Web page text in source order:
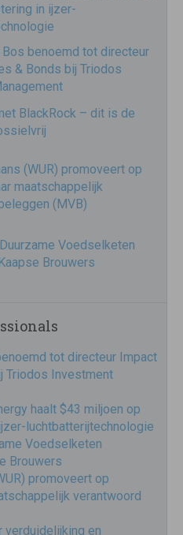
in ijzer-
benoemd tot directeur
& Bonds bij Triodos
BlackRock – dit is de
(WUR) promoveert op
maatschappelijk
(MVB)
Voedselketen
Brouwers
tot directeur Impact
Triodos Investment
haalt $43 miljoen op
luchtbatterijtechnologie
Voedselketen
Brouwers
promoveert op
verantwoord
verduidelijking en